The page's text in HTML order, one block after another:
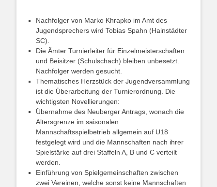
Nachfolger von Marko Khrapko im Amt des
Jugendsprechers wird Tobias Spahn (Hainstädter
SC).
Die Ämter Turnierleiter für Einzelmeisterschaften
und Beisitzer (Schulschach) bleiben unbesetzt.
Nachfolger werden gesucht.
Thematisches Herzstück der Jugendversammlung
ist die Überarbeitung der Turnierordnung. Die
wichtigsten Novellierungen:
Übernahme des Neuberger Antrags, wonach die
Altersgrenze im saisonalen
Mannschaftsspielbetrieb allgemein auf U18
festgelegt wird und die Mannschaften nach ihrer
Spielstärke auf drei Staffeln A, B und C verteilt
werden.
Einführung von Spielgemeinschaften zwischen
zwei Vereinen, welche sonst keine Mannschaften